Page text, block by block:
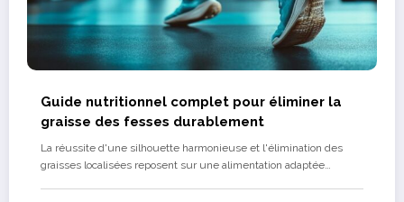
Guide nutritionnel complet pour éliminer la
graisse des fesses durablement
La réussite d'une silhouette harmonieuse et l'élimination des
graisses localisées reposent sur une alimentation adaptée…